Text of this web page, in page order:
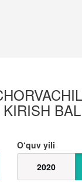
O‘quv yili
2020